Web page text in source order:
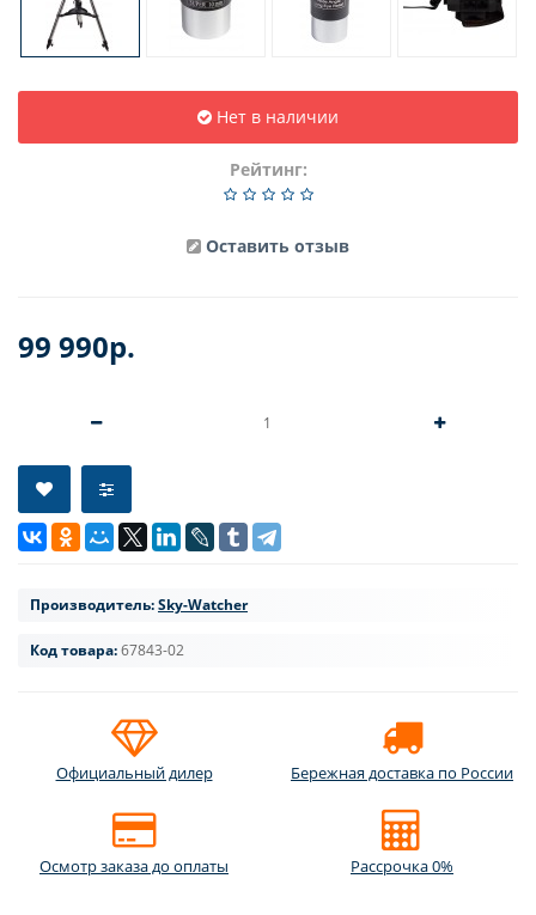
Нет в наличии
Рейтинг:
Оставить отзыв
99 990р.
Производитель:Sky-Watcher
Код товара:67843-02
Официальный дилер Бережная доставка по России
Осмотр заказа до оплаты Рассрочка 0%